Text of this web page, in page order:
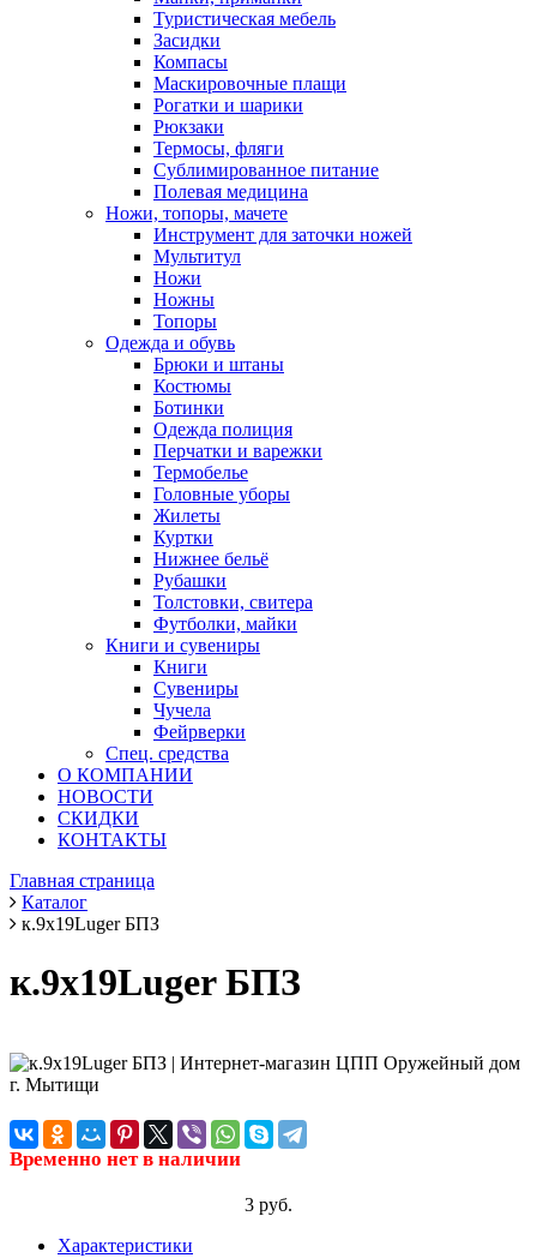
Туристическая мебель
Засидки
Компасы
Маскировочные плащи
Рогатки и шарики
Рюкзаки
Термосы, фляги
Сублимированное питание
Полевая медицина
Ножи, топоры, мачете
Инструмент для заточки ножей
Мультитул
Ножи
Ножны
Топоры
Одежда и обувь
Брюки и штаны
Костюмы
Ботинки
Одежда полиция
Перчатки и варежки
Термобелье
Головные уборы
Жилеты
Куртки
Нижнее бельё
Рубашки
Толстовки, свитера
Футболки, майки
Книги и сувениры
Книги
Сувениры
Чучела
Фейрверки
Спец. средства
О КОМПАНИИ
НОВОСТИ
СКИДКИ
КОНТАКТЫ
Главная страница
Каталог
к.9х19Luger БПЗ
к.9х19Luger БПЗ
Временно нет в наличии
3 руб.
Характеристики